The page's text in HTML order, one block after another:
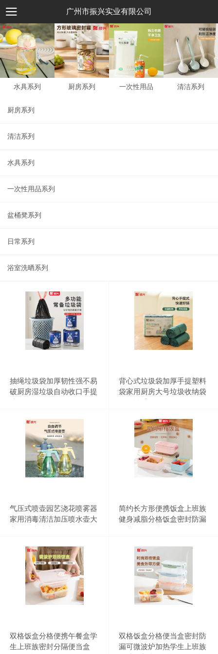
广州市振兴实业有限公司
水具系列 厨房系列 一次性用品 清洁系列
厨房系列
清洁系列
水具系列
一次性用品系列
盆桶凳系列
日常系列
浴室洗晒系列
抽绳垃圾袋加厚韧性强不易
破厨房湿垃圾自动收口手提
背心式垃圾袋加厚手提塑料
袋家用厨房大号垃圾收纳袋
气压式喷壶园艺浇花喷雾器
家用消毒清洁加压喷水壶大
简约长方形便携饭盒上班族
健身减脂分格饭盒密封防漏
双格饭盒分格便携午餐盒学
生上班族密封分隔便当盒
双格饭盒分格便当盒密封防
漏可微波炉加热学生上班族